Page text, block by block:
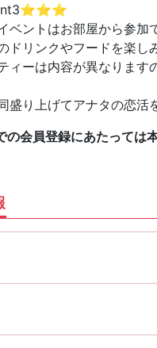
ベントはお部屋から参加
ドリンクやフードを楽
ィーは内容が異なりま
盛り上げてアナタの恋活
会員登録にあたっては